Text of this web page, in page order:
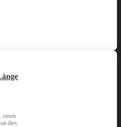
einen
dies